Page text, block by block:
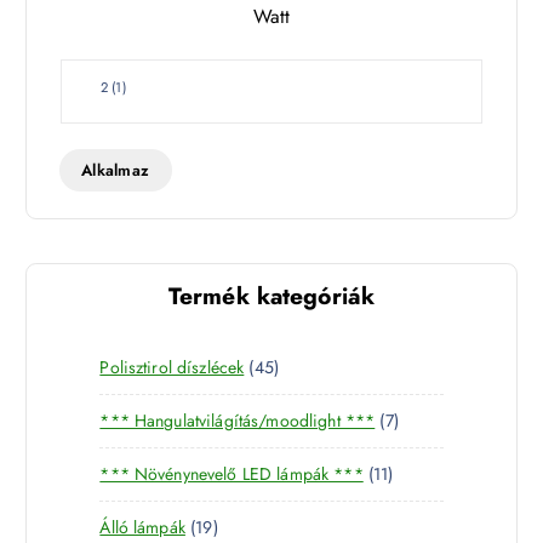
Watt
W
t
2 (1)
Alkalmaz
Termék kategóriák
Polisztirol díszlécek 454
5
t
e
r
m
*** Hangulatvilágítás/moodlight *** 77
t
r
*** Növénynevelő LED lámpák *** 111
1
Álló lámpák 191